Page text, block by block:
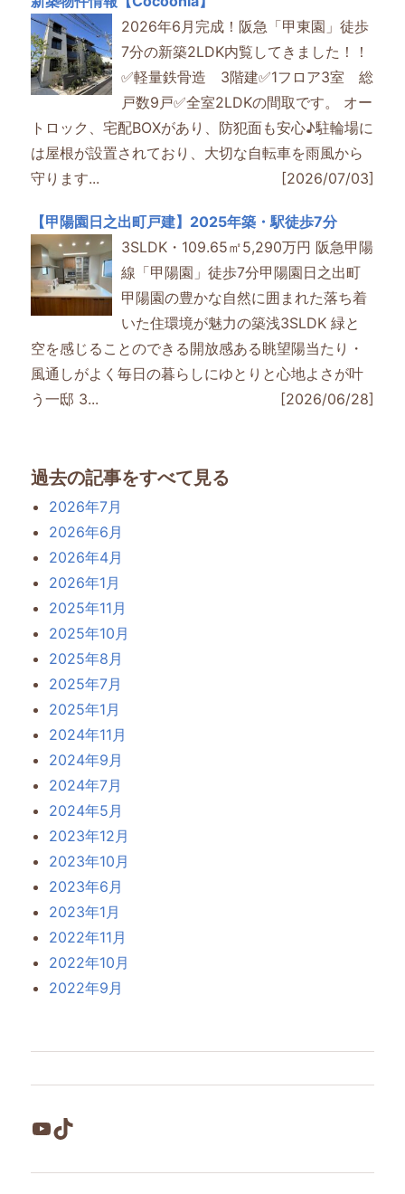
2026年6月完成！阪急「甲東園」徒歩
7分の新築2LDK内覧してきました！！
✅軽量鉄骨造 3階建✅1フロア3室 総
戸数9戸✅全室2LDKの間取です。 オー
トロック、宅配BOXがあり、防犯面も安心♪駐輪場に
は屋根が設置されており、大切な自転車を雨風から
守ります...
[2026/07/03]
【甲陽園日之出町戸建】2025年築・駅徒歩7分
3SLDK・109.65㎡5,290万円 阪急甲陽
線「甲陽園」徒歩7分甲陽園日之出町
甲陽園の豊かな自然に囲まれた落ち着
いた住環境が魅力の築浅3SLDK 緑と
空を感じることのできる開放感ある眺望陽当たり・
風通しがよく毎日の暮らしにゆとりと心地よさが叶
う一邸 3...
[2026/06/28]
過去の記事をすべて見る
2026年7月
2026年6月
2026年4月
2026年1月
2025年11月
2025年10月
2025年8月
2025年7月
2025年1月
2024年11月
2024年9月
2024年7月
2024年5月
2023年12月
2023年10月
2023年6月
2023年1月
2022年11月
2022年10月
2022年9月
YouTube
TikTok